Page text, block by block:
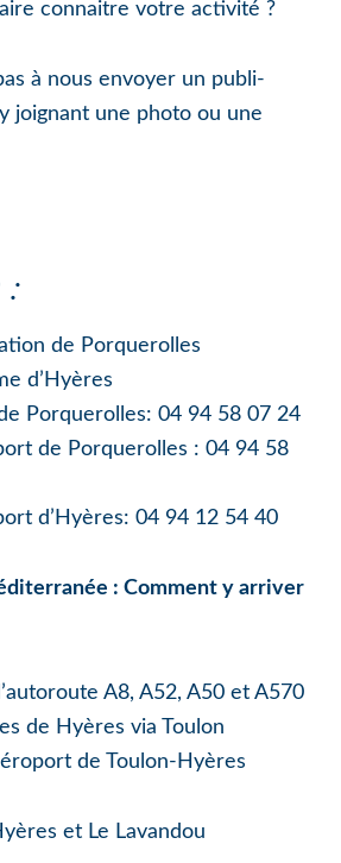
connaitre votre activité ?
à nous envoyer un publi-
joignant une photo ou une
:
de Porquerolles
d’Hyères
Porquerolles: 04 94 58 07 24
de Porquerolles : 04 94 58
d’Hyères: 04 94 12 54 40
: Comment y arriver
A8, A52, A50 et A570
de Hyères via Toulon
de Toulon-Hyères
et Le Lavandou